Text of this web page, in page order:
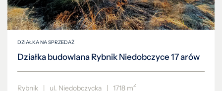
DZIAŁKA NA SPRZEDAŻ
Działka budowlana Rybnik Niedobczyce 17 arów
Rybnik | ul. Niedobczycka | 1718 m2